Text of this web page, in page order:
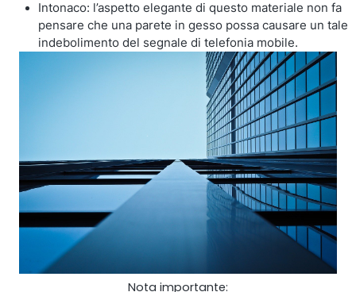
Analizzatore professionale di segnale
Sentinel
Intonaco: l’aspetto elegante di questo materiale non fa
pensare che una parete in gesso possa causare un tale
indebolimento del segnale di telefonia mobile.
Nota importante: